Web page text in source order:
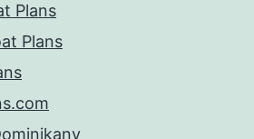
Plans
Plans